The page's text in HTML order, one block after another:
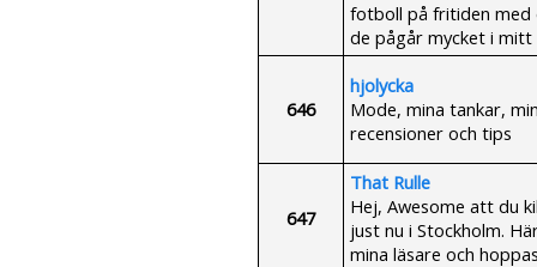
fotboll på fritiden med
de pågår mycket i mitt
646
hjolycka
Mode, mina tankar,
recensioner och tips
647
That Rulle
Hej, Awesome att du
just nu i Stockholm.
mina läsare och